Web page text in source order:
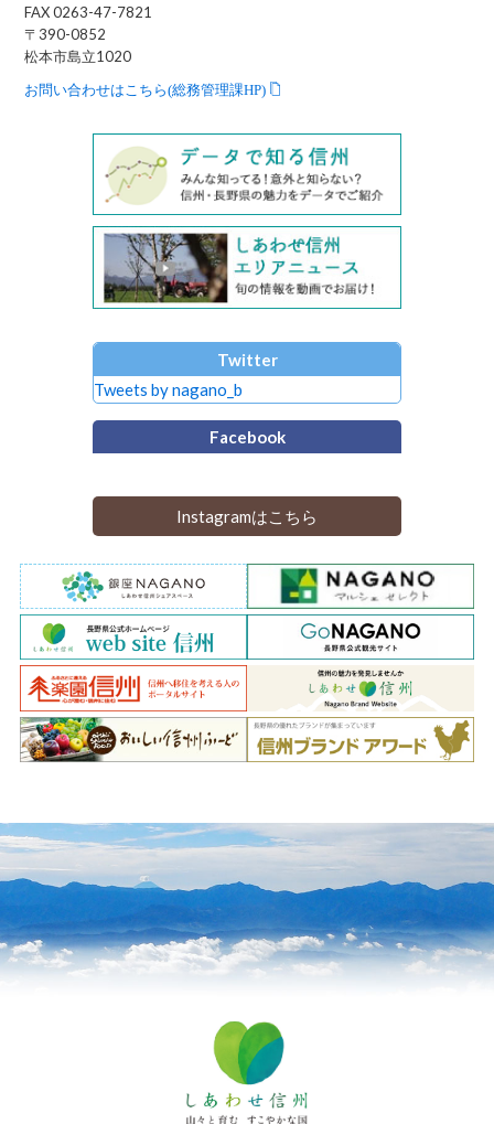
FAX 0263-47-7821
〒390-0852
松本市島立1020
お問い合わせはこちら(総務管理課HP)
Twitter
Tweets by nagano_b
Facebook
Instagramはこちら